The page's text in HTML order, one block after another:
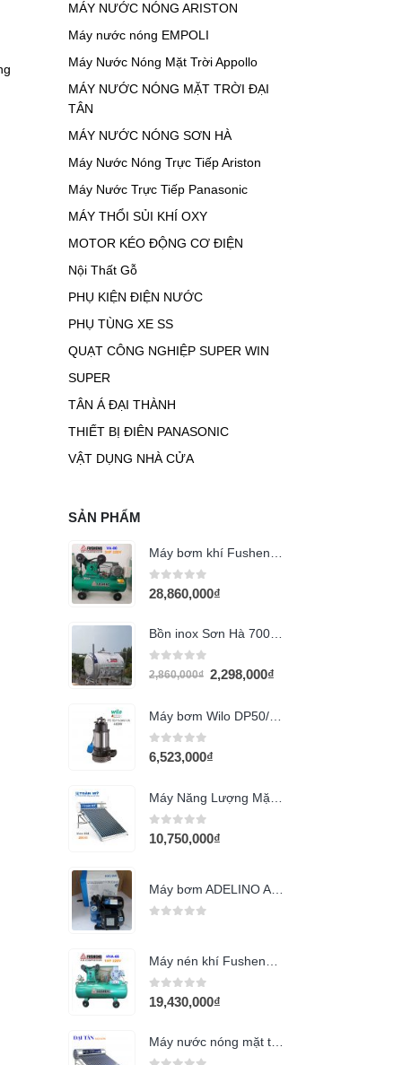
MÁY NƯỚC NÓNG ARISTON
Máy nước nóng EMPOLI
Máy Nước Nóng Mặt Trời Appollo
MÁY NƯỚC NÓNG MẶT TRỜI ĐẠI
TÂN
MÁY NƯỚC NÓNG SƠN HÀ
Máy Nước Nóng Trực Tiếp Ariston
Máy Nước Trực Tiếp Panasonic
MÁY THỔI SỦI KHÍ OXY
MOTOR KÉO ĐỘNG CƠ ĐIỆN
Nội Thất Gỗ
PHỤ KIỆN ĐIỆN NƯỚC
PHỤ TÙNG XE SS
QUẠT CÔNG NGHIỆP SUPER WIN
SUPER
TÂN Á ĐẠI THÀNH
THIẾT BỊ ĐIÊN PANASONIC
VẬT DỤNG NHÀ CỬA
SẢN PHẨM
0out of 5
28,860,000₫
0 out of 5
2,860,000₫ 2,298,000₫
0 out of 5
6,523,000₫
0 out of 5
10,750,000₫
0 out of 5
19,430,000₫